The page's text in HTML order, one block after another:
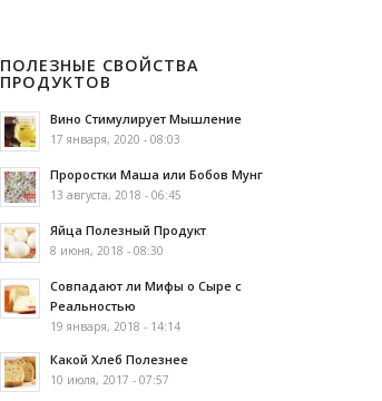
ПОЛЕЗНЫЕ СВОЙСТВА
ПРОДУКТОВ
Вино Стимулирует Мышление
17 января, 2020 - 08:03
Проростки Маша или Бобов Мунг
13 августа, 2018 - 06:45
Яйца Полезный Продукт
8 июня, 2018 - 08:30
Совпадают ли Мифы о Сыре с
Реальностью
19 января, 2018 - 14:14
Какой Хлеб Полезнее
10 июля, 2017 - 07:57